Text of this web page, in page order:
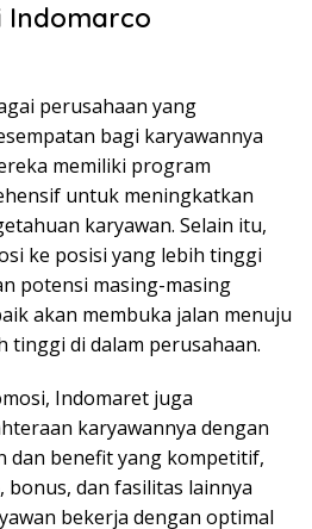
Indomarco
perusahaan yang
bagi karyawannya
memiliki program
untuk meningkatkan
karyawan. Selain itu,
ke posisi yang lebih tinggi
potensi masing-masing
akan membuka jalan menuju
tinggi di dalam perusahaan.
Indomaret juga
karyawannya dengan
dan benefit yang kompetitif,
dan fasilitas lainnya
bekerja dengan optimal